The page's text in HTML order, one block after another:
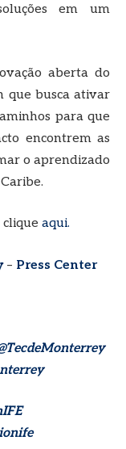
em um
aberta do
que busca ativar
para que
encontrem as
o aprendizado
aqui.
– Press Center